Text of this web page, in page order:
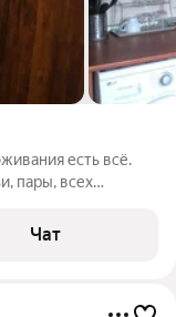
есть всё.
пары, всех
невысокие,
Чат